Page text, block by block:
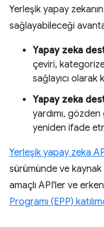
Yerleşik yapay zekanın
sağlayabileceği
Yapay zeka
çeviri,
sağlayıcı olarak
Yapay zeka
yardımı,
yeniden ifade
Yerleşik yapay zeka
sürümünde ve kaynak
amaçlı API'ler ve
Programı (EPP)